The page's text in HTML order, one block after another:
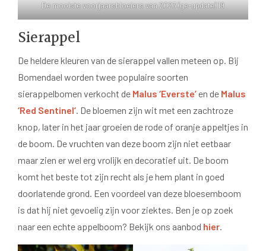
De mooiste voorjaarsbloeiers van 2023 (ge-update) 19
Sierappel
De heldere kleuren van de sierappel vallen meteen op. Bij
Bomendael worden twee populaire soorten
sierappelbomen verkocht de Malus ‘Everste’en de Malus
‘Red Sentinel’. De bloemen zijn wit met een zachtroze
knop, later in het jaar groeien de rode of oranje appeltjes in
de boom. De vruchten van deze boom zijn niet eetbaar
maar zien er wel erg vrolijk en decoratief uit. De boom
komt het beste tot zijn recht als je hem plant in goed
doorlatende grond. Een voordeel van deze bloesemboom
is dat hij niet gevoelig zijn voor ziektes. Ben je op zoek
naar een echte appelboom? Bekijk ons aanbod hier.